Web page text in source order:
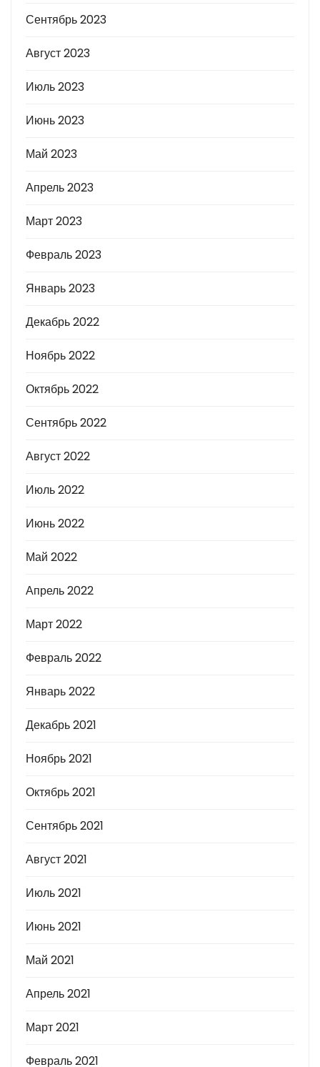
Сентябрь 2023
Август 2023
Июль 2023
Июнь 2023
Май 2023
Апрель 2023
Март 2023
Февраль 2023
Январь 2023
Декабрь 2022
Ноябрь 2022
Октябрь 2022
Сентябрь 2022
Август 2022
Июль 2022
Июнь 2022
Май 2022
Апрель 2022
Март 2022
Февраль 2022
Январь 2022
Декабрь 2021
Ноябрь 2021
Октябрь 2021
Сентябрь 2021
Август 2021
Июль 2021
Июнь 2021
Май 2021
Апрель 2021
Март 2021
Февраль 2021